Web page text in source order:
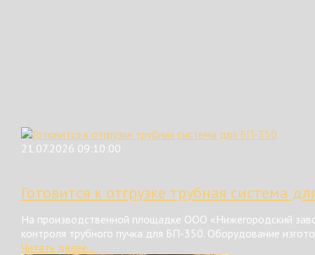
21.07.2026 09:10:00
Готовится к отгрузке трубная система
На производственной площадке ООО «Нижегородский
контроля трубного пучка для БП-350. Оборудование
Читать далее...